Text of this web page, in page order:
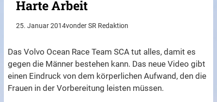
Harte Arbeit
25. Januar 2014vonder SR Redaktion
Das Volvo Ocean Race Team SCA tut alles, damit es
gegen die Männer bestehen kann. Das neue Video gibt
einen Eindruck von dem körperlichen Aufwand, den die
Frauen in der Vorbereitung leisten müssen.